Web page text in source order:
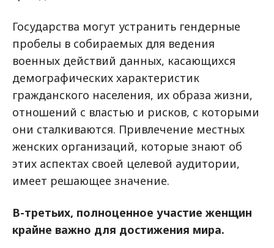
Государства могут устранить гендерные
пробелы в собираемых для ведения
военных действий данных, касающихся
демографических характеристик
гражданского населения, их образа жизни,
отношений с властью и рисков, с которыми
они сталкиваются. Привлечение местных
женских организаций, которые знают об
этих аспектах своей целевой аудитории,
имеет решающее значение.
В-третьих, полноценное участие женщин
крайне важно для достижения мира.